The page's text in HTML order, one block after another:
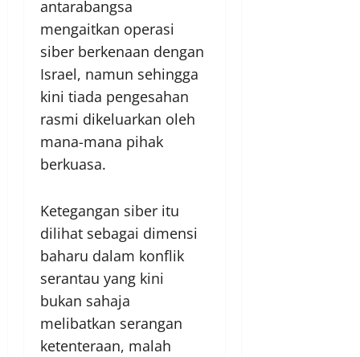
antarabangsa
mengaitkan operasi
siber berkenaan dengan
Israel, namun sehingga
kini tiada pengesahan
rasmi dikeluarkan oleh
mana-mana pihak
berkuasa.
Ketegangan siber itu
dilihat sebagai dimensi
baharu dalam konflik
serantau yang kini
bukan sahaja
melibatkan serangan
ketenteraan, malah